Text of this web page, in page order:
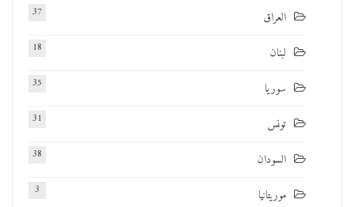
العراق 37
لبنان 18
سوريا 35
تونس 31
السودان 38
موريتانيا 3